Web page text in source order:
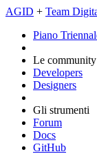
AGID + Team
Piano
Le community
Developers
Designers
Gli strumenti
Forum
Docs
GitHub